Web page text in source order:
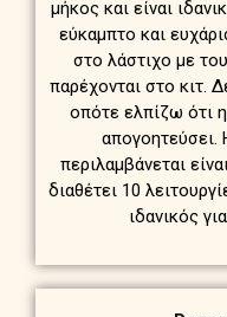
μήκος και είναι
εύκαμπτο και
στο λάστιχο με
παρέχονται στο κιτ.
οπότε ελπίζω ότι
απογοητεύσει.
περιλαμβάνεται
διαθέτει 10
ιδανικός